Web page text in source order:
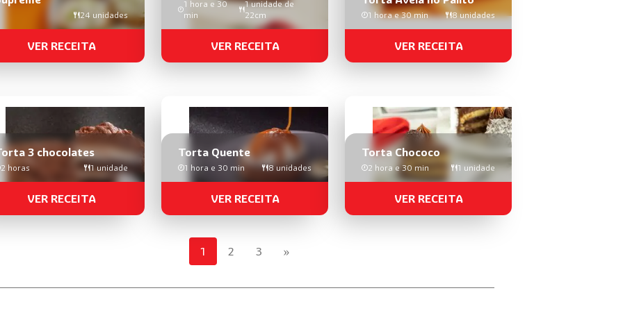
24 unidades
VER RECEITA
1 hora e 30
min
1 unidade de
22cm
VER RECEITA
1 hora e 30 min 8 unidades
VER RECEITA
3 chocolates
2 horas 1 unidade
VER RECEITA
Torta Quente
1 hora e 30 min 8 unidades
VER RECEITA
Torta Chococo
2 hora e 30 min 1 unidade
VER RECEITA
1 2 3 »